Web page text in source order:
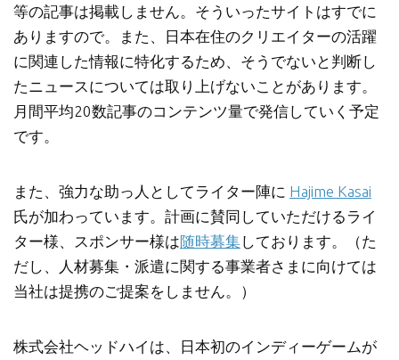
等の記事は掲載しません。そういったサイトはすでに
ありますので。また、日本在住のクリエイターの活躍
に関連した情報に特化するため、そうでないと判断し
たニュースについては取り上げないことがあります。
月間平均20数記事のコンテンツ量で発信していく予定
です。
また、強力な助っ人としてライター陣に Hajime Kasai
氏が加わっています。計画に賛同していただけるライ
ター様、スポンサー様は随時募集しております。（た
だし、人材募集・派遣に関する事業者さまに向けては
当社は提携のご提案をしません。）
株式会社ヘッドハイは、日本初のインディーゲームが